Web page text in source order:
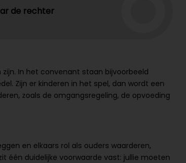
de rechter
In het convenant staan bijvoorbeeld
Zijn er kinderen in het spel, dan wordt een
zoals de omgangsregeling, de opvoeding
en elkaars rol als ouders waarderen,
één duidelijke voorwaarde vast: jullie moeten